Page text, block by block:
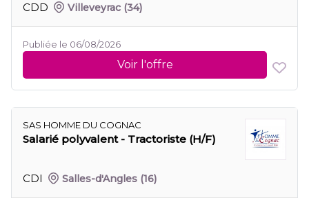
CDD Villeveyrac (34)
Publiée le 06/08/2026
Voir l'offre
SAS HOMME DU COGNAC
Salarié polyvalent - Tractoriste (H/F)
CDI Salles-d'Angles (16)